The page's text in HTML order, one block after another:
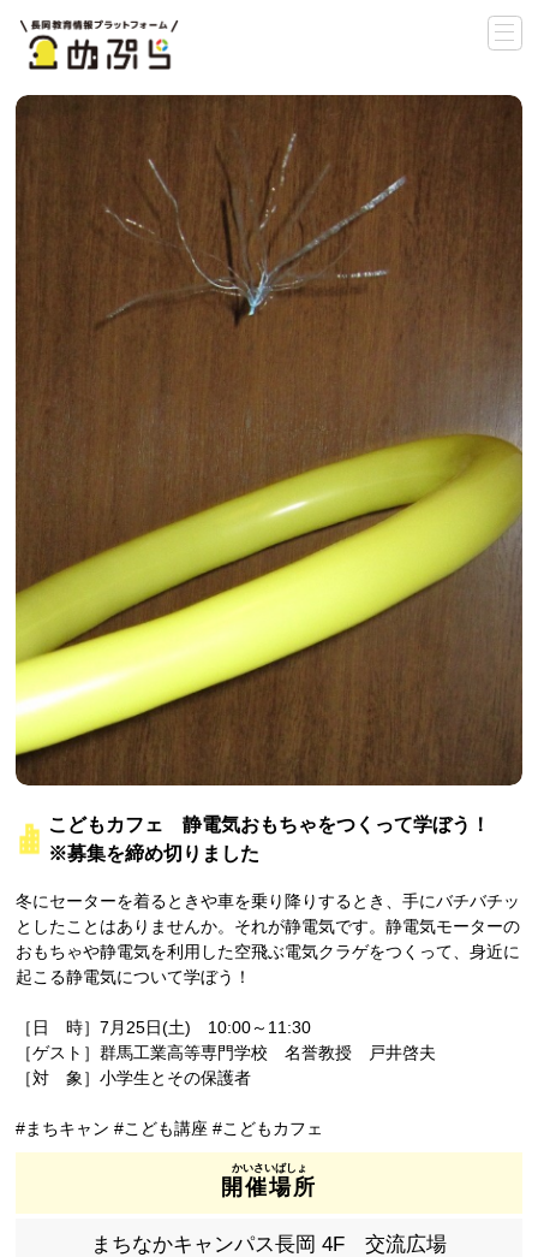
こどもカフェ 静電気おもちゃをつくって学ぼう！
※募集を締め切りました
冬にセーターを着るときや車を乗り降りするとき、手にバチバチッ
としたことはありませんか。それが静電気です。静電気モーターの
おもちゃや静電気を利用した空飛ぶ電気クラゲをつくって、身近に
起こる静電気について学ぼう！
［日 時］7月25日(土) 10:00～11:30
［ゲスト］群馬工業高等専門学校 名誉教授 戸井啓夫
［対 象］小学生とその保護者
#まちキャン #こども講座 #こどもカフェ
開催場所
まちなかキャンパス長岡 4F 交流広場